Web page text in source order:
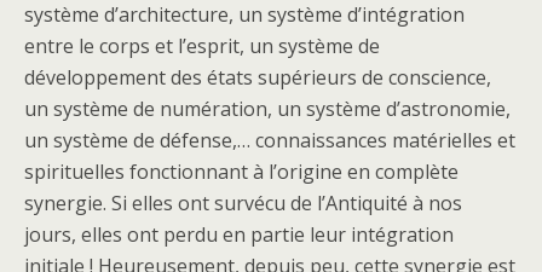
système d’architecture, un système d’intégration
entre le corps et l’esprit, un système de
développement des états supérieurs de conscience,
un système de numération, un système d’astronomie,
un système de défense,… connaissances matérielles et
spirituelles fonctionnant à l’origine en complète
synergie. Si elles ont survécu de l’Antiquité à nos
jours, elles ont perdu en partie leur intégration
initiale ! Heureusement, depuis peu, cette synergie est